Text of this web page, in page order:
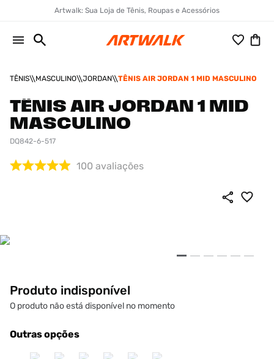
Artwalk: Sua Loja de Tênis, Roupas e Acessórios
TÊNIS MASCULINO JORDAN TÊNIS AIR JORDAN 1 MID MASCULINO
TÊNIS AIR JORDAN 1 MID
MASCULINO
DQ842-6-517
100 avaliações
Produto indisponível
O produto não está disponível no momento
Outras opções